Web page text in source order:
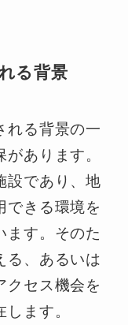
る背景
れる背景の一
あります。
設であり、地
できる環境を
ます。そのた
る、あるいは
クセス機会を
ます。